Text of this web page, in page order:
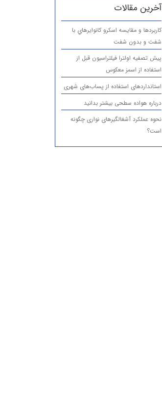
آخرین مقالات
كاربردها و مقایسه اسكرو كانوايرهاي با
شفت و بدون شفت
پیش تصفیه اولترا فیلتراسیون قبل از
استفاده از اسمز معکوس
استانداردهای استفاده از پساب‌های شهری
درباره هواده سطحی بیشتر بدانید
نحوه عملکرد آشغالگیرهای نواری چگونه
است؟